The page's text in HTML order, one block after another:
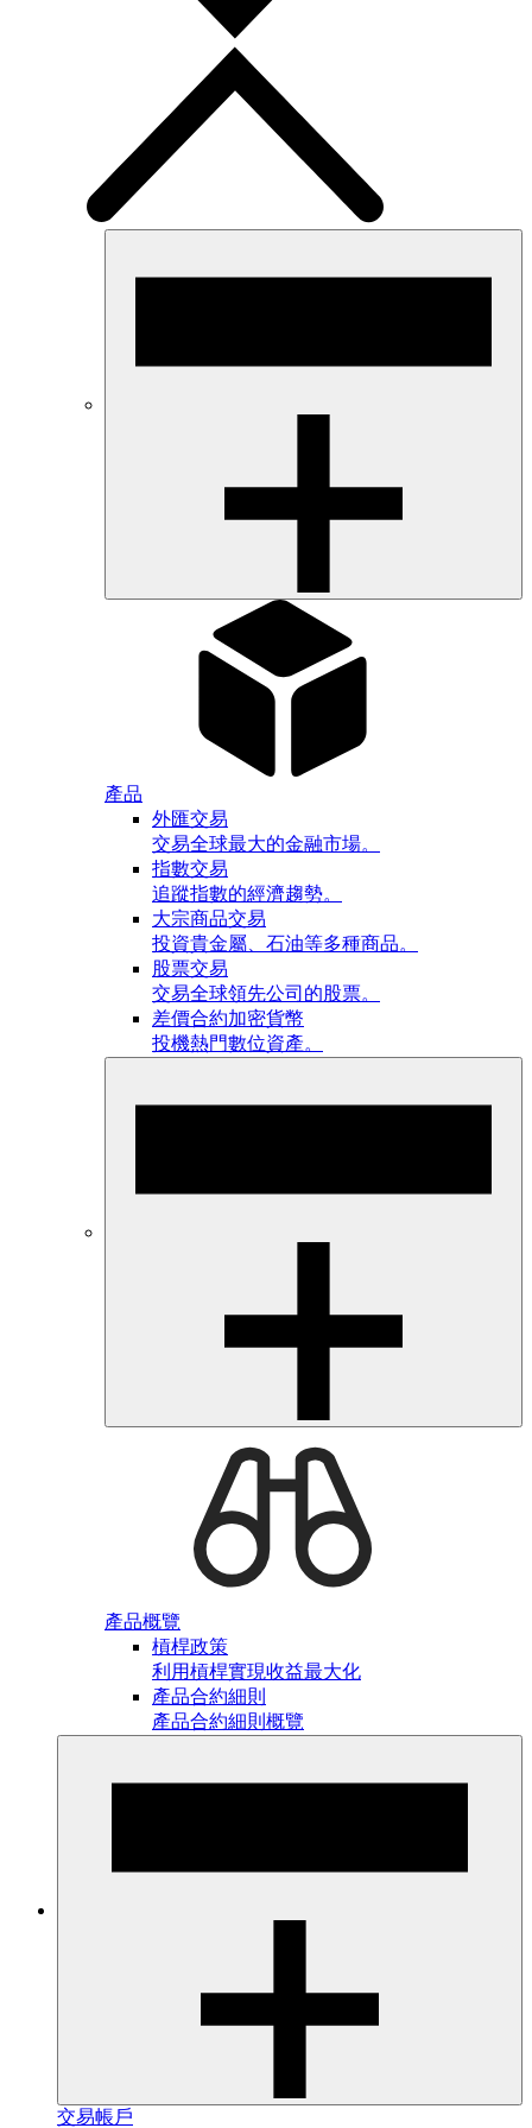
產品
外匯交易
交易全球最大的金融市場。
指數交易
追蹤指數的經濟趨勢。
大宗商品交易
投資貴金屬、石油等多種商品。
股票交易
交易全球領先公司的股票。
差價合約加密貨幣
投機熱門數位資產。
產品概覽
槓桿政策
利用槓桿實現收益最大化
產品合約細則
產品合約細則概覽
交易帳戶